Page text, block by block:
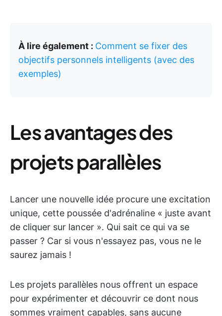
À lire également : Comment se fixer des
objectifs personnels intelligents (avec des
exemples)
Les avantages des
projets parallèles
Lancer une nouvelle idée procure une excitation
unique, cette poussée d'adrénaline « juste avant
de cliquer sur lancer ». Qui sait ce qui va se
passer ? Car si vous n'essayez pas, vous ne le
saurez jamais !
Les projets parallèles nous offrent un espace
pour expérimenter et découvrir ce dont nous
sommes vraiment capables, sans aucune